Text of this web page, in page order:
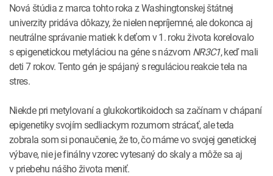
Nová štúdia z marca tohto roka z Washingtonskej štátnej
univerzity pridáva dôkazy, že nielen nepríjemné, ale dokonca aj
neutrálne správanie matiek k deťom v 1. roku života korelovalo
s epigenetickou metyláciou na géne s názvom NR3C1, keď mali
deti 7 rokov. Tento gén je spájaný s reguláciou reakcie tela na
stres.
Niekde pri metylovaní a glukokortikoidoch sa začínam v chápaní
epigenetiky svojím sedliackym rozumom strácať, ale teda
zobrala som si ponaučenie, že to, čo máme vo svojej genetickej
výbave, nie je finálny vzorec vytesaný do skaly a môže sa aj
v priebehu nášho života meniť.